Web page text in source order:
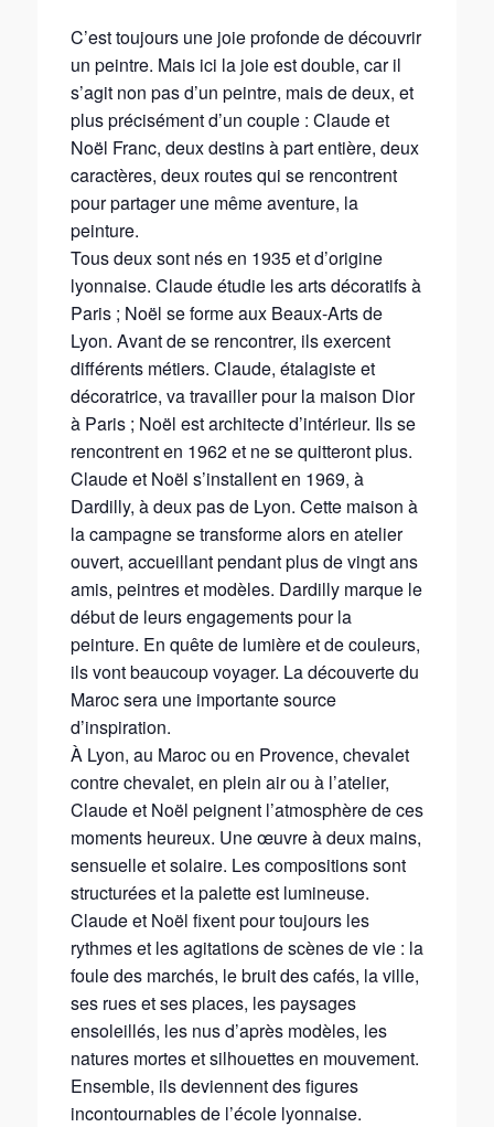
C’est toujours une joie profonde de découvrir
un peintre. Mais ici la joie est double, car il
s’agit non pas d’un peintre, mais de deux, et
plus précisément d’un couple : Claude et
Noël Franc, deux destins à part entière, deux
caractères, deux routes qui se rencontrent
pour partager une même aventure, la
peinture.
Tous deux sont nés en 1935 et d’origine
lyonnaise. Claude étudie les arts décoratifs à
Paris ; Noël se forme aux Beaux-Arts de
Lyon. Avant de se rencontrer, ils exercent
différents métiers. Claude, étalagiste et
décoratrice, va travailler pour la maison Dior
à Paris ; Noël est architecte d’intérieur. Ils se
rencontrent en 1962 et ne se quitteront plus.
Claude et Noël s’installent en 1969, à
Dardilly, à deux pas de Lyon. Cette maison à
la campagne se transforme alors en atelier
ouvert, accueillant pendant plus de vingt ans
amis, peintres et modèles. Dardilly marque le
début de leurs engagements pour la
peinture. En quête de lumière et de couleurs,
ils vont beaucoup voyager. La découverte du
Maroc sera une importante source
d’inspiration.
À Lyon, au Maroc ou en Provence, chevalet
contre chevalet, en plein air ou à l’atelier,
Claude et Noël peignent l’atmosphère de ces
moments heureux. Une œuvre à deux mains,
sensuelle et solaire. Les compositions sont
structurées et la palette est lumineuse.
Claude et Noël fixent pour toujours les
rythmes et les agitations de scènes de vie : la
foule des marchés, le bruit des cafés, la ville,
ses rues et ses places, les paysages
ensoleillés, les nus d’après modèles, les
natures mortes et silhouettes en mouvement.
Ensemble, ils deviennent des figures
incontournables de l’école lyonnaise.